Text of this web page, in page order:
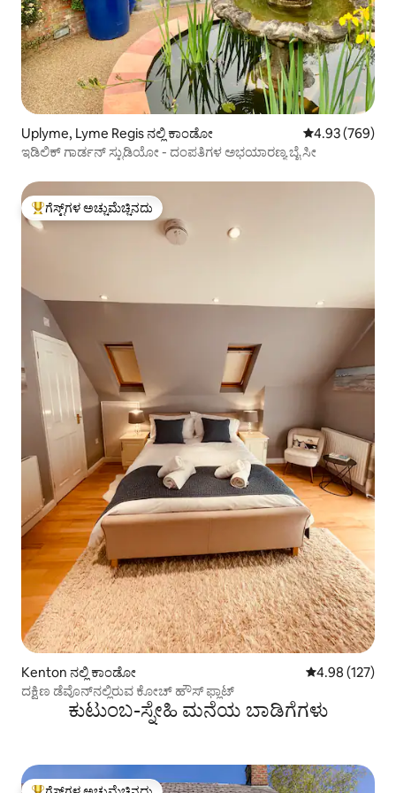
Uplyme, Lyme Regis ನಲ್ಲಿ ಕಾಂಡೋ 5 ರಲ್ಲಿ 4.93
4.93 (769)
ಇಡಿಲಿಕ್ ಗಾರ್ಡನ್ ಸ್ಟುಡಿಯೋ - ದಂಪತಿಗಳ ಅಭಯಾರಣ್ಯ ಬೈ ಸೀ
ಗೆಸ್ಟ್‌ಗಳಿಗೆ ಅತಿ ಹೆಚ್ಚು ಅಚ್ಚುಮೆಚ್ಚಿನದು
ಗೆಸ್ಟ್‌ಗಳ ಅಚ್ಚುಮೆಚ್ಚಿನದು
Kenton ನಲ್ಲಿ ಕಾಂಡೋ 5 ರಲ್ಲಿ 4.98
4.98 (127)
ದಕ್ಷಿಣ ಡೆವೊನ್‌ನಲ್ಲಿರುವ ಕೋಚ್ ಹೌಸ್ ಫ್ಲಾಟ್
ಕುಟುಂಬ-ಸ್ನೇಹಿ ಮನೆಯ ಬಾಡಿಗೆಗಳು